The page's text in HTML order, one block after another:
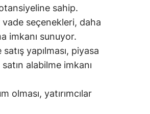
sahip.
seçenekleri, daha
imkanı sunuyor.
yapılması, piyasa
alabilme imkanı
olması, yatırımcılar